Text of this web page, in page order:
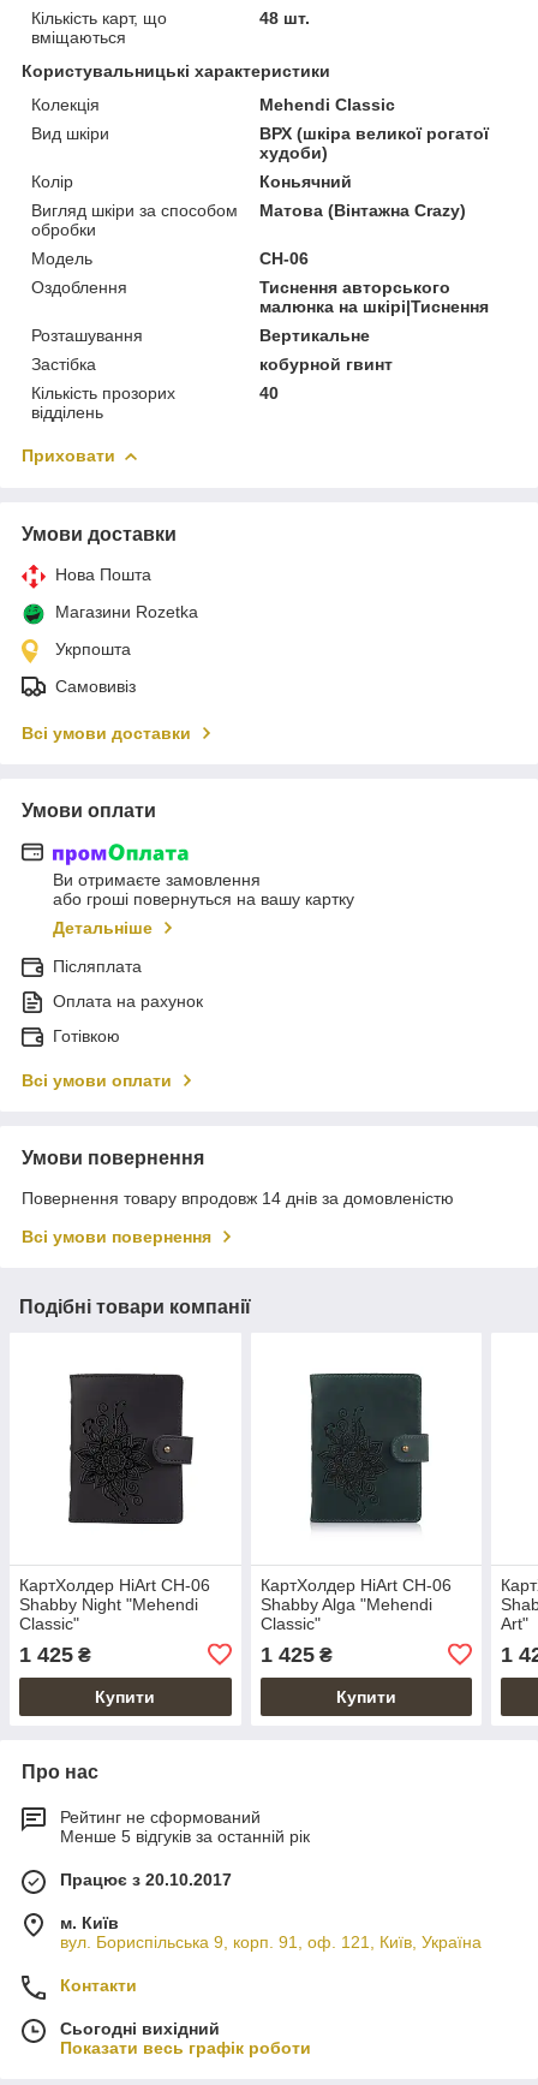
Кількість карт, що
вміщаються
48 шт.
Користувальницькі характеристики
Колекція
Mehendi Classic
Вид шкіри
ВРХ (шкіра великої рогатої
худоби)
Колір
Коньячний
Вигляд шкіри за способом
обробки
Матова (Вінтажна Crazy)
Модель
CH-06
Оздоблення
Тиснення авторського
малюнка на шкірі|Тиснення
Розташування
Вертикальне
Застібка
кобурной гвинт
Кількість прозорих
відділень
40
Приховати
Умови доставки
Нова Пошта
Магазини Rozetka
Укрпошта
Самовивіз
Всі умови доставки
Умови оплати
Ви отримаєте замовлення
або гроші повернуться на вашу картку
Детальніше
Післяплата
Оплата на рахунок
Готівкою
Всі умови оплати
Умови повернення
Повернення товару впродовж 14 днів за домовленістю
Всі умови повернення
Подібні товари компанії
КартХолдер HiArt CH-06
Shabby Night "Mehendi
Classic"
1 425 ₴
Купити
КартХолдер HiArt CH-06
Shabby Alga "Mehendi
Classic"
1 425₴
Купити
Art"
1
Про нас
Рейтинг не сформований
Менше 5 відгуків за останній рік
Працює з 20.10.2017
м. Київ
вул. Бориспільська 9, корп. 91, оф. 121, Київ, Україна
Контакти
Сьогодні вихідний
Показати весь графік роботи